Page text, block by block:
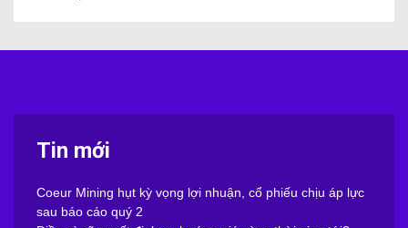
Tin mới
Coeur Mining hụt kỳ vọng lợi nhuận, cổ phiếu chịu áp lực
sau báo cáo quý 2